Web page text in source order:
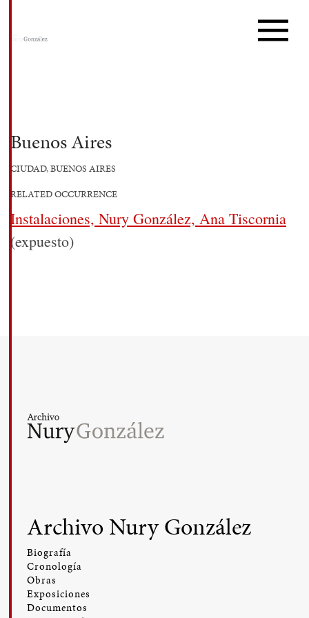
Buenos Aires
CIUDAD, BUENOS AIRES
RELATED OCCURRENCE
Instalaciones, Nury González, Ana Tiscornia
(expuesto)
Archivo Nury González
Biografía
Cronología
Obras
Exposiciones
Documentos